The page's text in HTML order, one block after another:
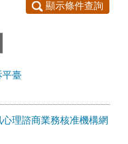
顯示條件查詢
平臺
理諮商業務核准機構網